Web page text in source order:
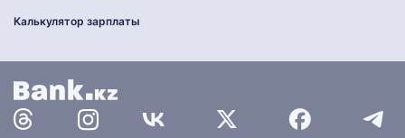
Калькулятор зарплаты